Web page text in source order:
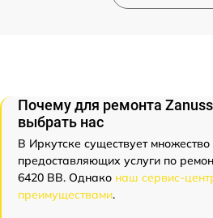
Почему для ремонта
выбрать нас
В Иркутске существует
предоставляющих услуги по
6420 BB. Однако наш сервис-
преимуществами.